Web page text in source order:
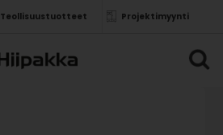
Teollisuustuotteet Projektimyynti